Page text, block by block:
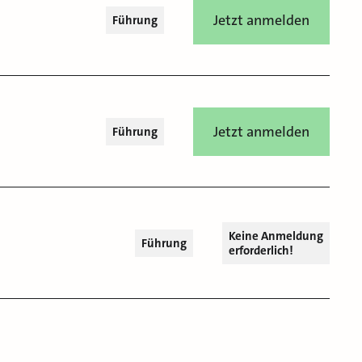
Führung Jetzt anmelden
Führung Jetzt anmelden
Führung
Keine Anmeldung
erforderlich!